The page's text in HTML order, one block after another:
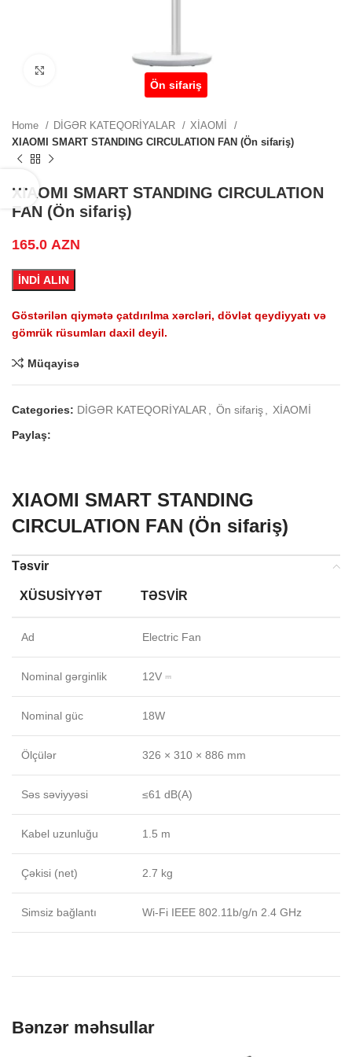
Ön sifariş
Home DİGƏR KATEQORİYALAR
XİAOMİ
XIAOMI SMART STANDING CIRCULATION FAN (Ön sifariş)
XIAOMI SMART STANDING CIRCULATION
FAN (Ön sifariş)
165.0 AZN
İNDİ ALIN
Göstərilən qiymətə çatdırılma xərcləri, dövlət qeydiyyatı və
gömrük rüsumları daxil deyil.
Müqayisə
Categories: DİGƏR KATEQORİYALAR Ön sifariş
XİAOMİ
Paylaş:
XIAOMI SMART STANDING
CIRCULATION FAN (Ön sifariş)
Təsvir
XÜSUSIYYƏT TƏSVIR
Ad Electric Fan
Nominal gərginlik 12V ⎓
Nominal güc 18W
Ölçülər 326 × 310 × 886 mm
Səs səviyyəsi ≤61 dB(A)
Kabel uzunluğu 1.5 m
Çəkisi (net) 2.7 kg
Simsiz bağlantı Wi-Fi IEEE 802.11b/g/n 2.4 GHz
Bənzər məhsullar